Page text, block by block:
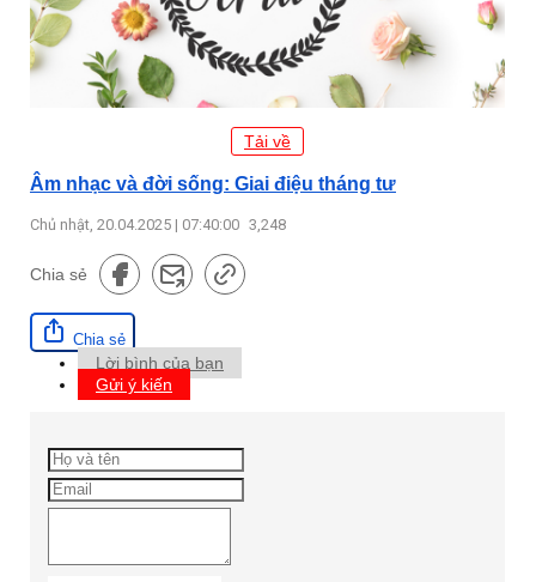
Tải về
Âm nhạc và đời sống: Giai điệu tháng tư
Chủ nhật, 20.04.2025 | 07:40:00 3,248
Chia sẻ
Chia sẻ
Lời bình của bạn
Gửi ý kiến